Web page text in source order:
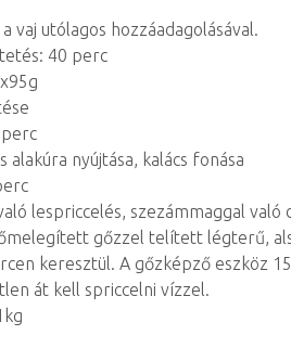
vaj utólagos hozzáadagolásával.
40 perc
alakúra nyújtása, kalács fonása
lespriccelés, szezámmaggal való
gőzzel telített légterű,
keresztül. A gőzképző eszköz
át kell spriccelni vízzel.